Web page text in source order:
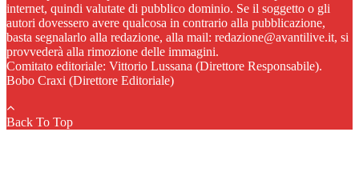
internet, quindi valutate di pubblico dominio. Se il soggetto o gli
autori dovessero avere qualcosa in contrario alla pubblicazione,
basta segnalarlo alla redazione, alla mail: redazione@avantilive.it, si
provvederà alla rimozione delle immagini.
Comitato editoriale: Vittorio Lussana (Direttore Responsabile).
Bobo Craxi (Direttore Editoriale)
Back To Top